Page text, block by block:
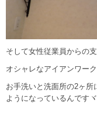
そして女性従業員からの
オシャレなアイアンワー
お手洗いと洗面所の2ヶ
ようになっているんです